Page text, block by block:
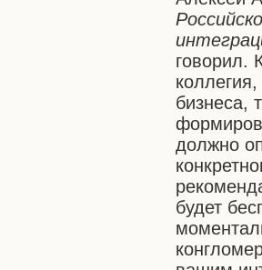
говорил.
бизнеса,
должно
будет